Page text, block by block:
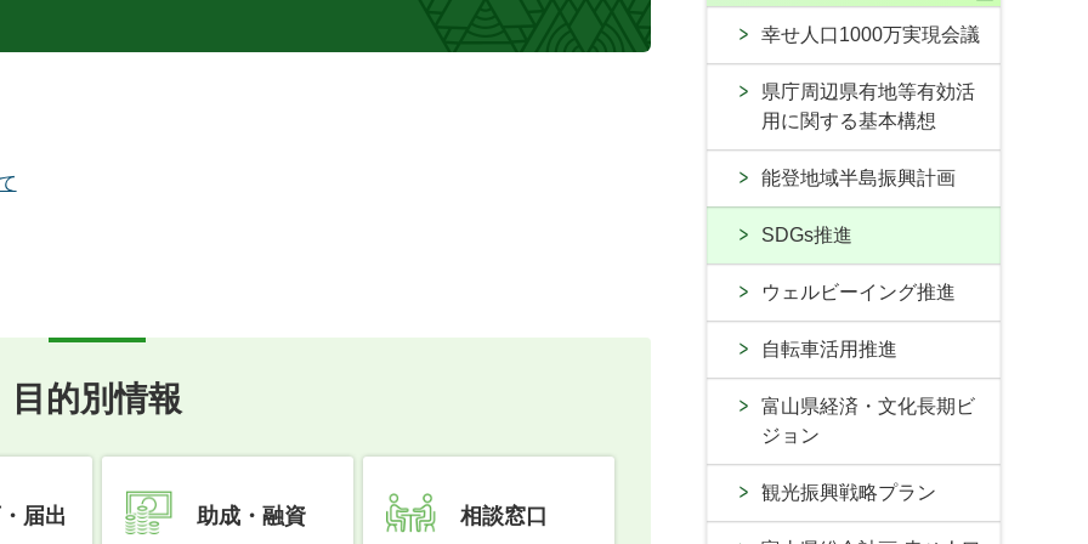
目的別情報
届出 助成・融資 相談窓口
幸せ人口1000万実現会議
県庁周辺県有地等有効活
用に関する基本構想
能登地域半島振興計画
SDGs推進
ウェルビーイング推進
自転車活用推進
富山県経済・文化長期ビ
ジョン
観光振興戦略プラン